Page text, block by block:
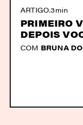
ARTIGO.3min
PRIMEIRO
DEPOIS
COM BRUNA